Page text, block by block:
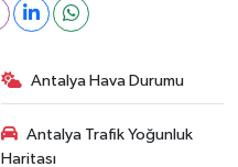
Antalya Hava Durumu
Antalya Trafik Yoğunluk
Haritası